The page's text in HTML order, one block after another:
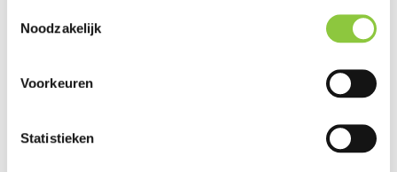
Noodzakelijk
Voorkeuren
Statistieken
voor deskundige vleermuisonderzoekers en
Met het protocol is het mogelijk om functies
efficiënt en effectief vast te stellen. Het is